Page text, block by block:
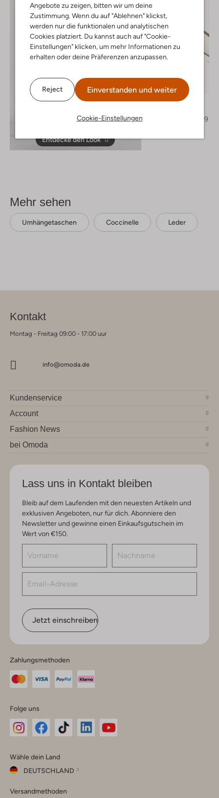
Angebote zu zeigen, bitten wir um deine
Zustimmung. Wenn du auf "Ablehnen" klickst,
werden nur die funktionalen und analytischen
Cookies platziert. Du kannst auch auf "Cookie-
Einstellungen" klicken, um mehr Informationen zu
erhalten oder deine Präferenzen anzupassen.
Reject Einverstanden und weiter
Cookie-Einstellungen
Entdecke den Look
-50%
Stefano Lauran
€ 69,99
Mehr sehen
Umhängetaschen Coccinelle Leder
Kontakt
Montag - Freitag 09:00 - 17:00 uur
info@omoda.de
Kundenservice
Account
Fashion News
bei Omoda
Lass uns in Kontakt bleiben
Bleib auf dem Laufenden mit den neuesten Artikeln und
exklusiven Angeboten, nur für dich. Abonniere den
Newsletter und gewinne einen Einkaufsgutschein im
Wert von €150.
Jetzt einschreiben
Zahlungsmethoden
Folge uns
Instagram
Facebook
TikTok
Wähle dein Land
DEUTSCHLAND
dein
Versandmethoden